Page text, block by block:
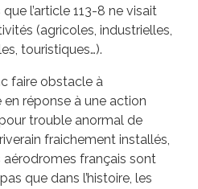
que l’article 113-8 ne visait
(agricoles, industrielles,
touristiques…).
faire obstacle à
réponse à une action
trouble anormal de
fraichement installés,
français sont
que dans l’histoire, les